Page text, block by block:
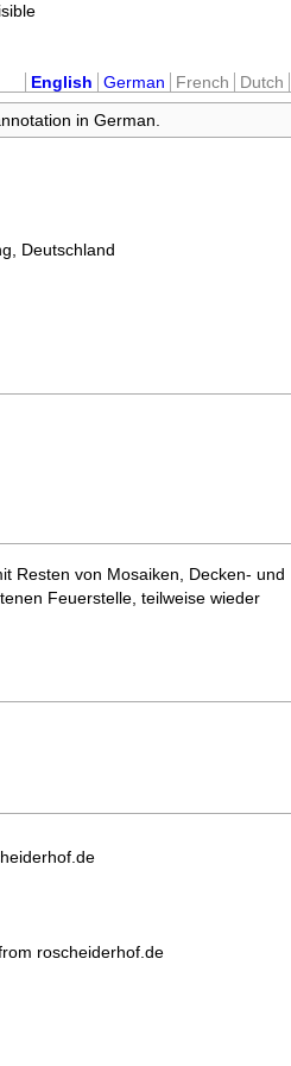
English German French
Dutch
in German.
Deutschland
Resten von Mosaiken, Decken- und
Feuerstelle, teilweise wieder
roscheiderhof.de